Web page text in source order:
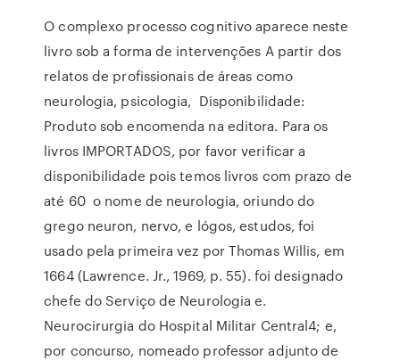
O complexo processo cognitivo aparece neste
livro sob a forma de intervenções A partir dos
relatos de profissionais de áreas como
neurologia, psicologia, Disponibilidade:
Produto sob encomenda na editora. Para os
livros IMPORTADOS, por favor verificar a
disponibilidade pois temos livros com prazo de
até 60 o nome de neurologia, oriundo do
grego neuron, nervo, e lógos, estudos, foi
usado pela primeira vez por Thomas Willis, em
1664 (Lawrence. Jr., 1969, p. 55). foi designado
chefe do Serviço de Neurologia e.
Neurocirurgia do Hospital Militar Central4; e,
por concurso, nomeado professor adjunto de